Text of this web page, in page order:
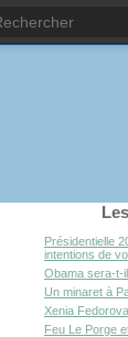
Présidentielle
intentions de
Obama sera-t-
Un minaret à
Xenia
Feu Le Porge